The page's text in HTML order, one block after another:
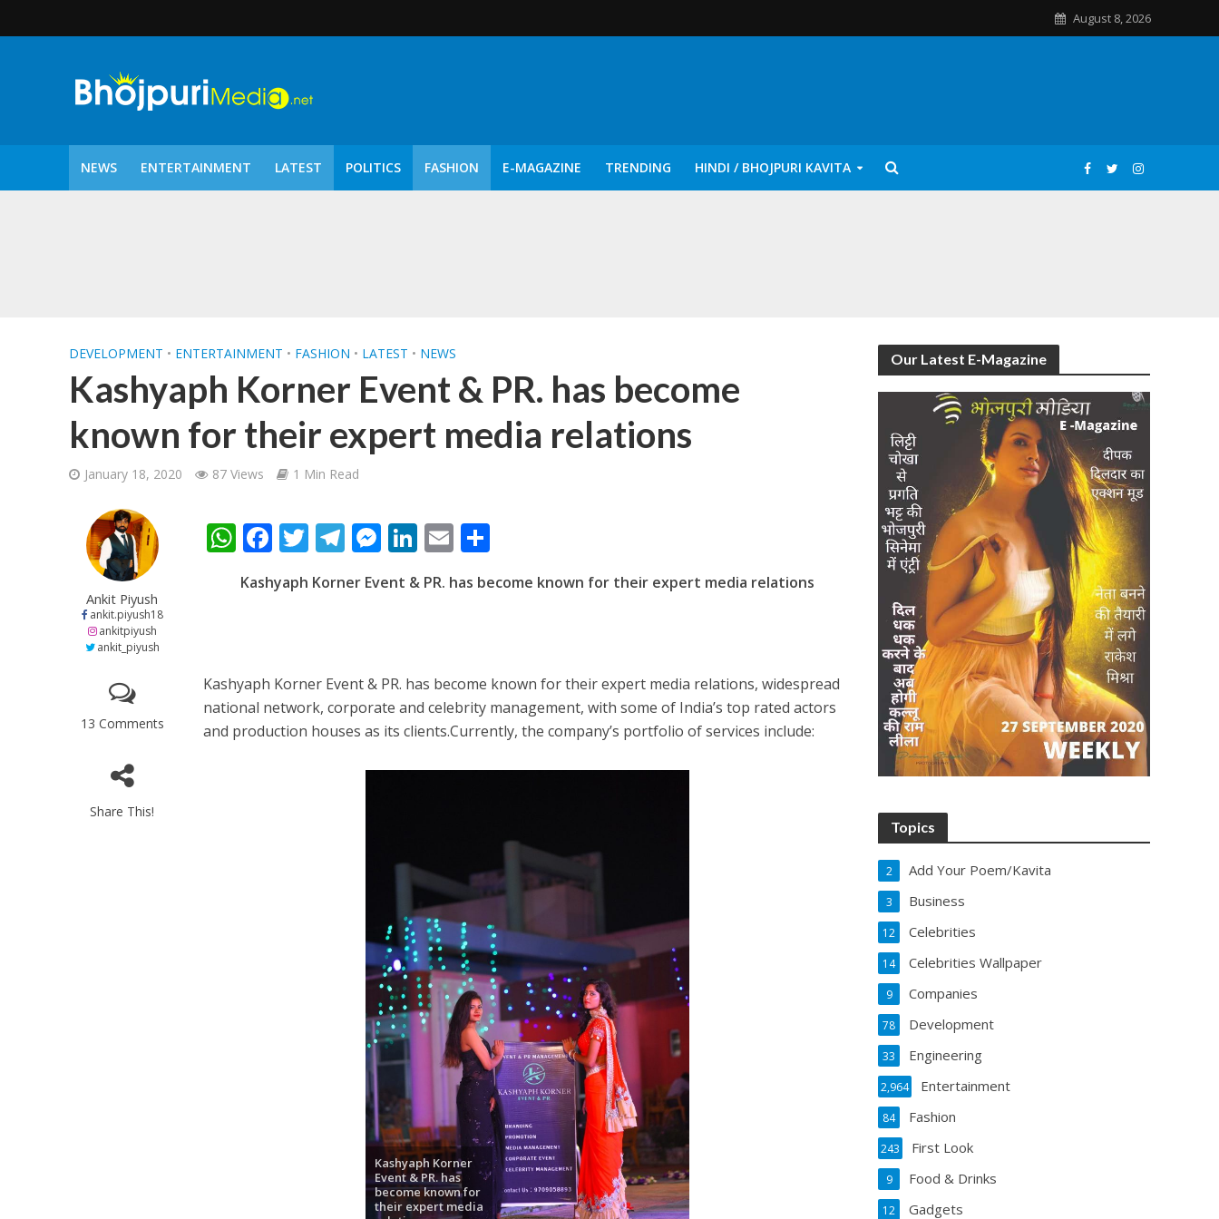
August 8, 2026
NEWS ENTERTAINMENT LATEST POLITICS FASHION E-MAGAZINE TRENDING HINDI / BHOJPURI KAVITA
शिवानी सिंह का नया बोलबम गीत तोहरे के मांगिला जानु हुआ रिलीज, दर्शकों का मिल रहा भरपूर प्यार
पवन सिंह का बॉलीवुड में महाधमाका, ‘सिर्फ आपके’ की शूटिंग लखनऊ और भोपाल में हुई पूरी”
DEVELOPMENT • ENTERTAINMENT • FASHION • LATEST • NEWS
Kashyaph Korner Event & PR. has become
known for their expert media relations
January 18, 2020 87 Views 1 Min Read
Ankit Piyush
ankit.piyush18
ankitpiyush
ankit_piyush
13 Comments
Share This!
W
h
at
p
p
F
ac
e
o
k
T
w
itt
T
el
e
m
M
ss
g
er
Li
n
k
n
E
m
ai ar
Kashyaph Korner Event & PR. has become known for their expert media relations
Kashyaph Korner Event & PR. has become known for their expert media relations, widespread
national network, corporate and celebrity management, with some of India’s top rated actors
and production houses as its clients.Currently, the company’s portfolio of services include:
Kashyaph Korner
Event & PR. has
become known for
their expert media
Our Latest E-Magazine
Topics
Add Your Poem/Kavita
2
Business
3
Celebrities
12
Celebrities Wallpaper
14
Companies
9
Development
78
Engineering
33
Entertainment
2,964
Fashion
84
First Look
243
Food & Drinks
9
Gadgets
12